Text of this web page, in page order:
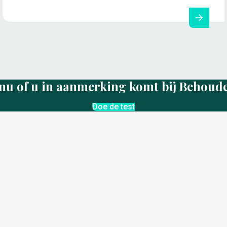
of u in aanmerking komt bij
Doe de test